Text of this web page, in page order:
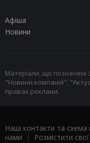
Афіша
Новини
Матеріали, що
"Новини компаній",
правах реклами.
Наші контакти та схема
нами | Розмістити